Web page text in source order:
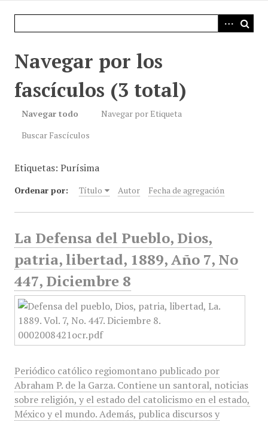
Navegar por los
fascículos (3 total)
Navegar todo
Navegar por Etiqueta
Buscar Fascículos
Etiquetas: Purísima
Ordenar por: Título Autor Fecha de agregación
La Defensa del Pueblo, Dios,
patria, libertad, 1889, Año 7, No
447, Diciembre 8
Periódico católico regiomontano publicado por
Abraham P. de la Garza. Contiene un santoral, noticias
sobre religión, y el estado del catolicismo en el estado,
México y el mundo. Además, publica discursos y